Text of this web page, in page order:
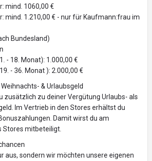
mind. 1060,00 €
mind. 1.210,00 € - nur für Kaufmann:frau im
Bundesland)
- 18. Monat): 1.000,00 €
- 36. Monat ): 2.000,00 €
& Urlaubsgeld
zusätzlich zu deiner Vergütung Urlaubs- als
Im Vertrieb in den Stores erhältst du
Damit wirst du am
mitbeteiligt.
aus, sondern wir möchten unsere eigenen